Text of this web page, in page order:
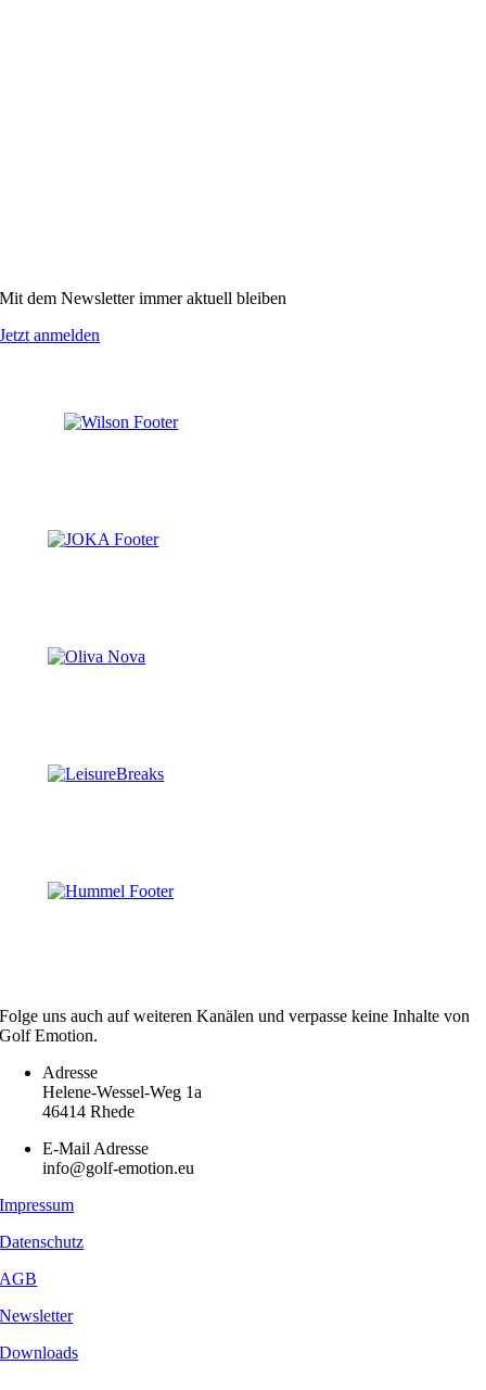
Mit dem Newsletter immer aktuell bleiben
Jetzt anmelden
Folge uns auch auf weiteren Kanälen und verpasse keine Inhalte von
Golf Emotion.
Adresse
Helene-Wessel-Weg 1a
46414 Rhede
E-Mail Adresse
info@golf-emotion.eu
Impressum
Datenschutz
AGB
Newsletter
Downloads